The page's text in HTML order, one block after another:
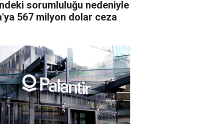
sorumluluğu nedeniyle
567 milyon dolar ceza